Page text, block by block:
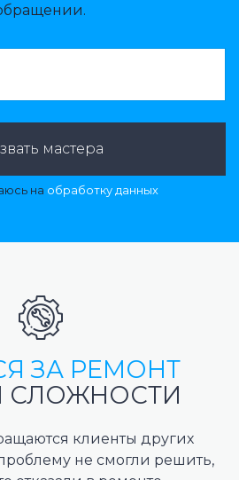
мастера
на обработку данных
ЗА РЕМОНТ
клиенты других
не смогли решить,